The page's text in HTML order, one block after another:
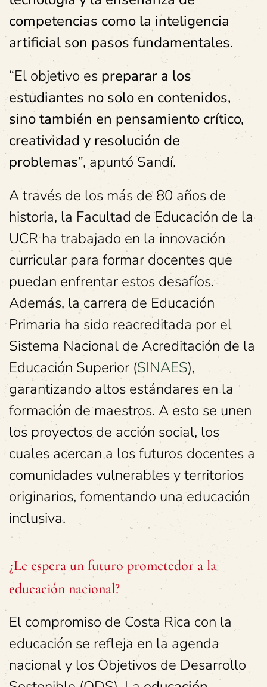
competencias como la inteligencia
artificial son pasos fundamentales.
“El objetivo es preparar a los
estudiantes no solo en contenidos,
sino también en pensamiento crítico,
creatividad y resolución de
problemas”, apuntó Sandí.
A través de los más de 80 años de
historia, la Facultad de Educación de la
UCR ha trabajado en la innovación
curricular para formar docentes que
puedan enfrentar estos desafíos.
Además, la carrera de Educación
Primaria ha sido reacreditada por el
Sistema Nacional de Acreditación de la
Educación Superior (SINAES),
garantizando altos estándares en la
formación de maestros. A esto se unen
los proyectos de acción social, los
cuales acercan a los futuros docentes a
comunidades vulnerables y territorios
originarios, fomentando una educación
inclusiva.
¿Le espera un futuro prometedor a la
educación nacional?
El compromiso de Costa Rica con la
educación se refleja en la agenda
nacional y los Objetivos de Desarrollo